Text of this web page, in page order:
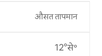
औसत तापमान
12°से॰